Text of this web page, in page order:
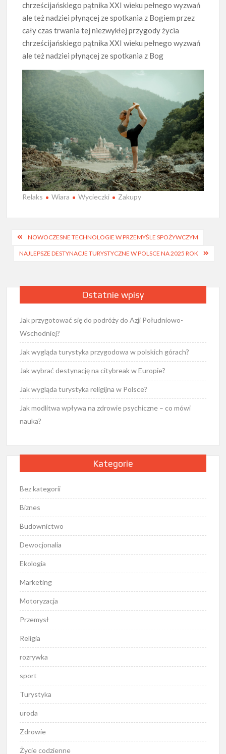
chrześcijańskiego pątnika XXI wieku pełnego wyzwań
ale też nadziei płynącej ze spotkania z Bogiem przez
cały czas trwania tej niezwykłej przygody życia
chrześcijańskiego pątnika XXI wieku pełnego wyzwań
ale też nadziei płynącej ze spotkania z Bog
Relaks Wiara Wycieczki Zakupy
Nawigacja
wpisu
NOWOCZESNE TECHNOLOGIE W PRZEMYŚLE SPOŻYWCZYM
NAJLEPSZE DESTYNACJE TURYSTYCZNE W POLSCE NA 2025 ROK
Ostatnie wpisy
Jak przygotować się do podróży do Azji Południowo-
Wschodniej?
Jak wygląda turystyka przygodowa w polskich górach?
Jak wybrać destynację na citybreak w Europie?
Jak wygląda turystyka religijna w Polsce?
Jak modlitwa wpływa na zdrowie psychiczne – co mówi
nauka?
Kategorie
Bez kategorii
Biznes
Budownictwo
Dewocjonalia
Ekologia
Marketing
Motoryzacja
Przemysł
Religia
rozrywka
sport
Turystyka
uroda
Zdrowie
Życie codzienne